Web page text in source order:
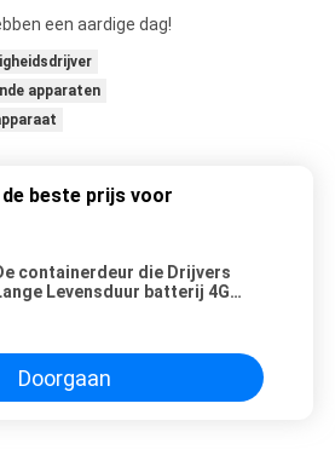
een aardige dag!
apparaten
de beste prijs voor
containerdeur die Drijvers
Levensduur batterij 4G
Doorgaan